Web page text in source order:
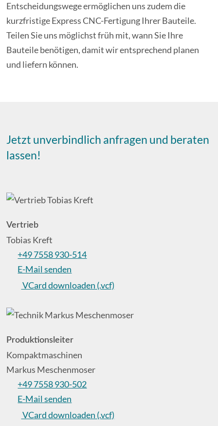
Entscheidungswege ermöglichen uns zudem die
kurzfristige Express CNC-Fertigung Ihrer Bauteile.
Teilen Sie uns möglichst früh mit, wann Sie Ihre
Bauteile benötigen, damit wir entsprechend planen
und liefern können.
Jetzt unverbindlich anfragen und beraten
lassen!
Vertrieb
Tobias Kreft
+49 7558 930-514
E-Mail senden
VCard downloaden (.vcf)
Produktionsleiter
Kompaktmaschinen
Markus Meschenmoser
+49 7558 930-502
E-Mail senden
VCard downloaden (.vcf)